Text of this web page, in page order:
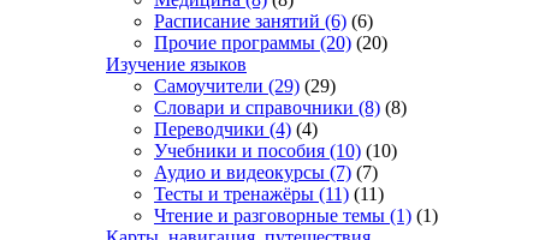
Расписание занятий (6) (6)
Прочие программы (20) (20)
Изучение языков
Самоучители (29) (29)
Словари и справочники (8) (8)
Переводчики (4) (4)
Учебники и пособия (10) (10)
Аудио и видеокурсы (7) (7)
Тесты и тренажёры (11) (11)
Чтение и разговорные темы (1) (1)